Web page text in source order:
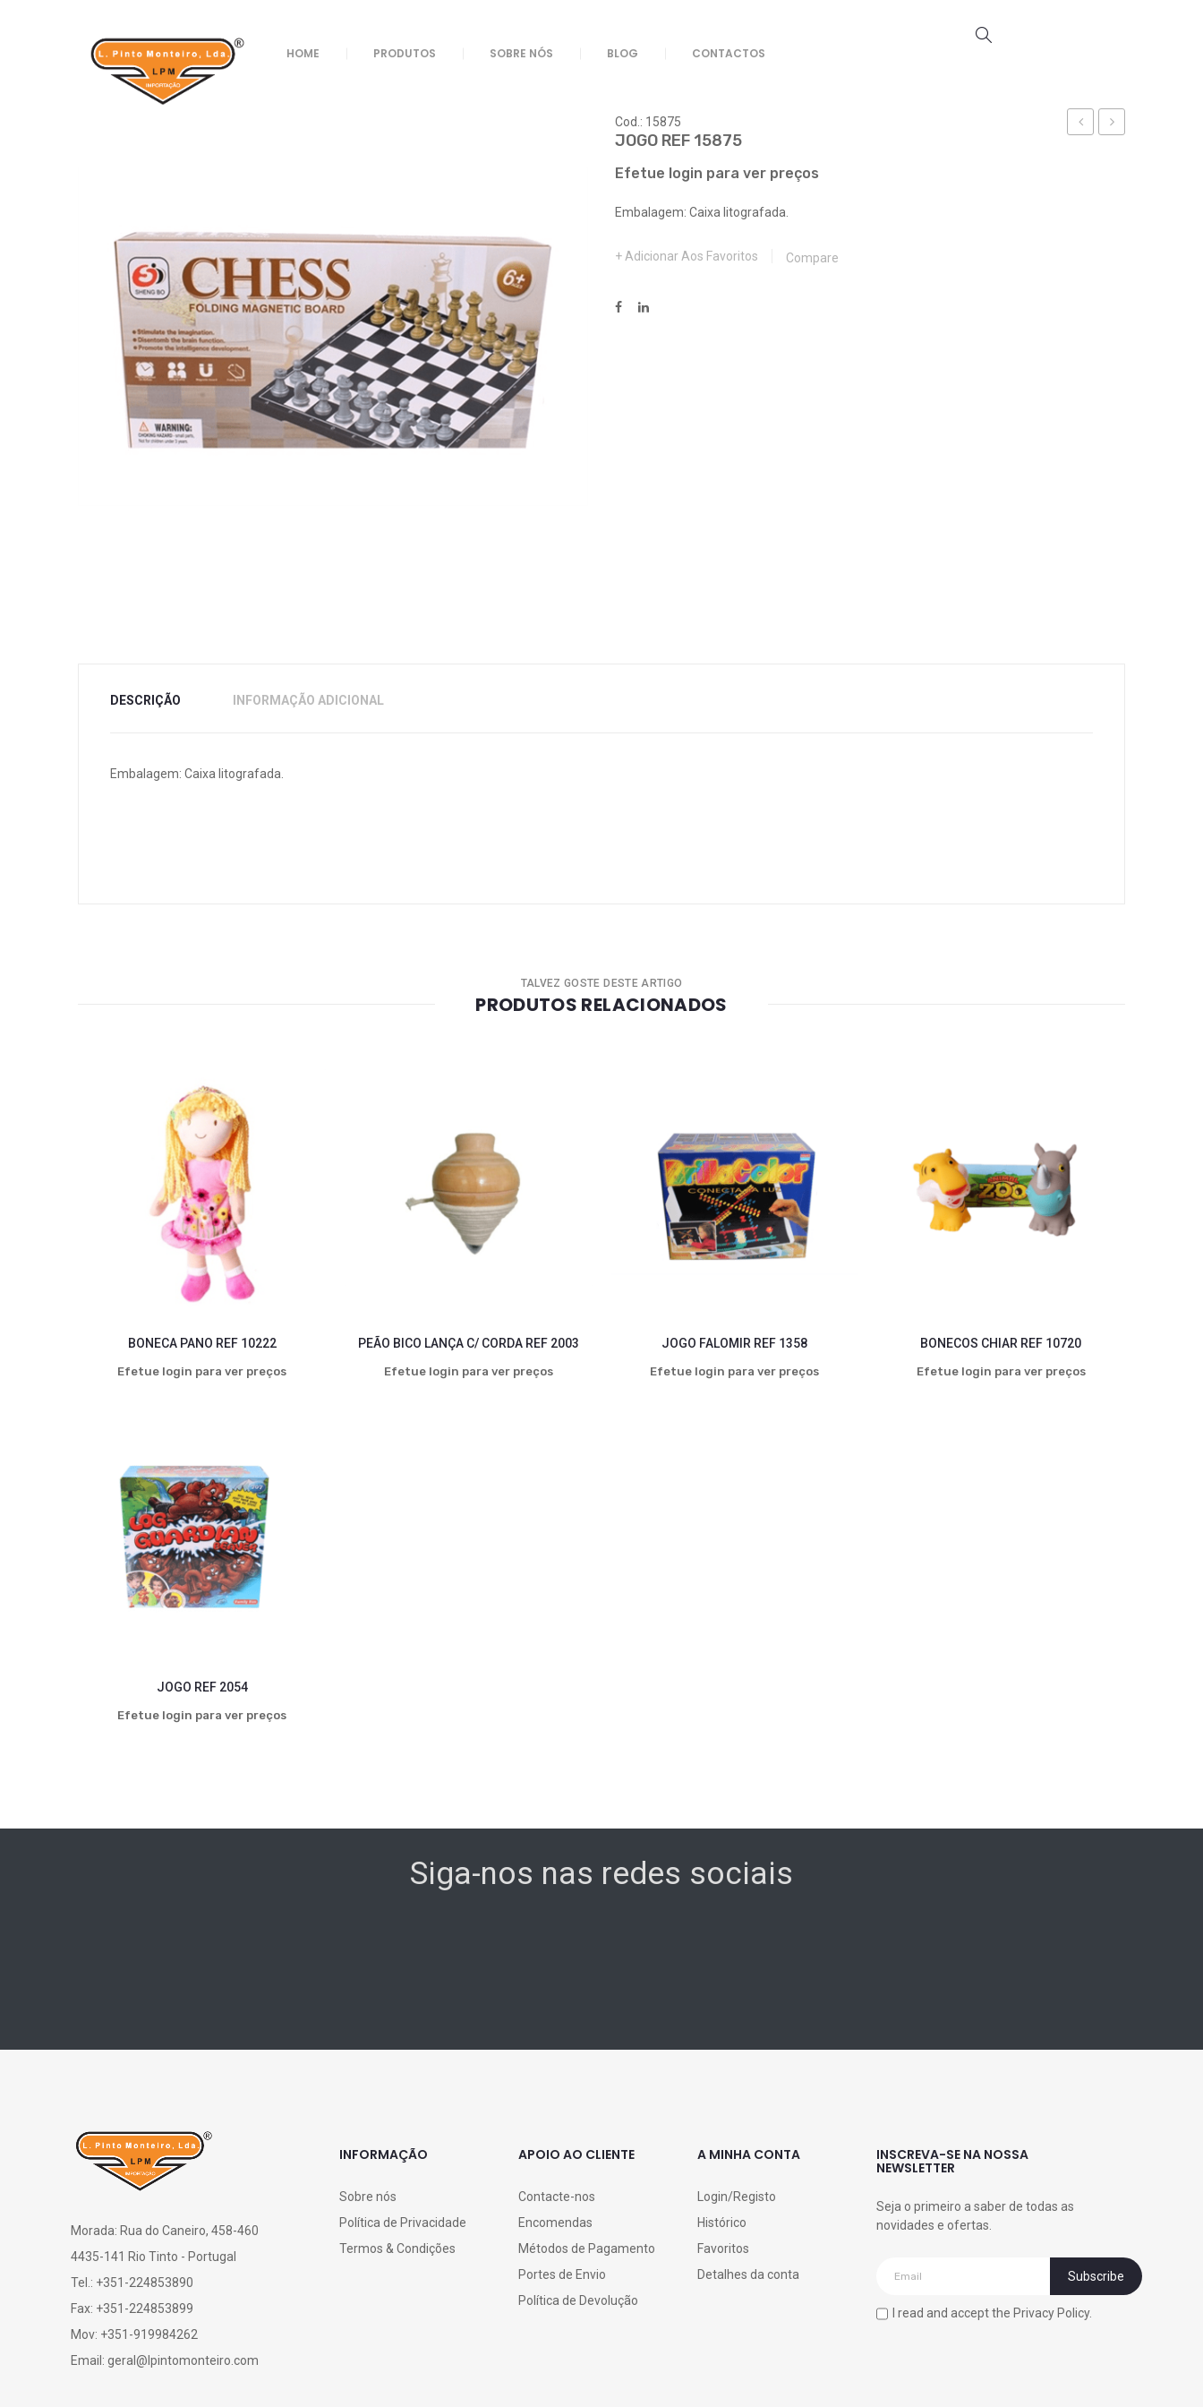
HOME PRODUTOS SOBRE NÓS BLOG CONTACTOS
Loja /Brinquedos /Jogos
Cod.: 15875
JOGO REF 15875
Efetue login para ver preços
Embalagem: Caixa litografada.
Adicionar Aos Favoritos Compare
DESCRIÇÃO INFORMAÇÃO ADICIONAL
Embalagem: Caixa litografada.
TALVEZ GOSTE DESTE ARTIGO
PRODUTOS RELACIONADOS
BONECA PANO REF 10222
Efetue login para ver preços
PEÃO BICO LANÇA C/ CORDA REF 2003
Efetue login para ver preços
JOGO FALOMIR REF 1358
Efetue login para ver preços
BONECOS CHIAR REF 10720
Efetue login para ver preços
JOGO REF 2054
Efetue login para ver preços
Siga-nos nas redes sociais
Morada: Rua do Caneiro, 458-460
4435-141 Rio Tinto - Portugal
Tel.: +351-224853890
Fax: +351-224853899
Mov: +351-919984262
Email: geral@lpintomonteiro.com
INFORMAÇÃO
Sobre nós
Política de Privacidade
Termos & Condições
APOIO AO CLIENTE
Contacte-nos
Encomendas
Métodos de Pagamento
Portes de Envio
Política de Devolução
A MINHA CONTA
Login/Registo
Histórico
Favoritos
Detalhes da conta
INSCREVA-SE NA NOSSA
NEWSLETTER
Seja o primeiro a saber de todas as
novidades e ofertas.
I read and accept the Privacy Policy.